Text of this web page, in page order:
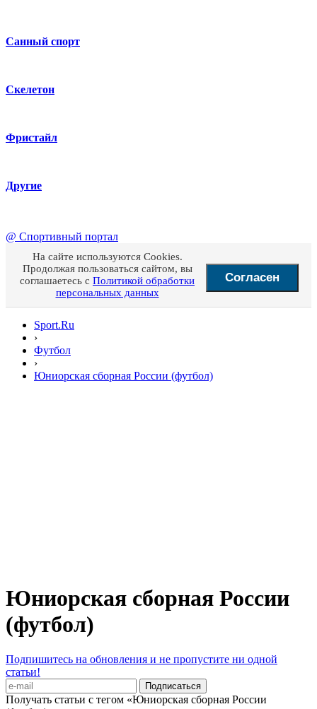
Санный спорт
Скелетон
Фристайл
Другие
@ Спортивный портал
На сайте используются Cookies.
Продолжая пользоваться сайтом, вы
соглашаетесь с Политикой обработки
персональных данных
Согласен
Sport.Ru
›
Футбол
›
Юниорская сборная России (футбол)
Юниорская сборная России
(футбол)
Подпишитесь на обновления и не пропустите ни одной
статьи!
Получать статьи с тегом «Юниорская сборная России